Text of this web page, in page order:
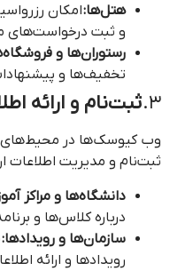
هتل‌ها:امکان
و ثبت درخواست‌های
رستوران‌ها و
تخفیف‌ها و
3. ثبت‌نام و ارائه
وب کیوسک‌ها در محیط‌های
ثبت‌نام و مدیریت اطلاعات
دانشگاه‌ها و مراکز
درباره کلاس‌ها و
سازمان‌ها و رویدادها:
رویدادها و ارائه